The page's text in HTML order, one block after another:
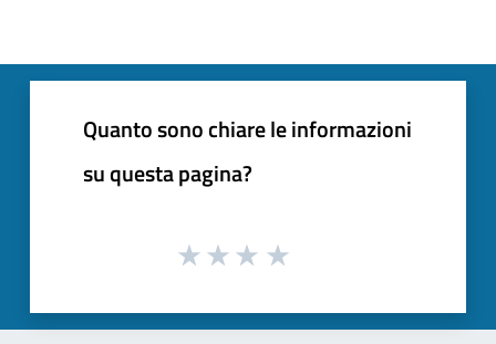
Quanto sono chiare le informazioni
su questa pagina?